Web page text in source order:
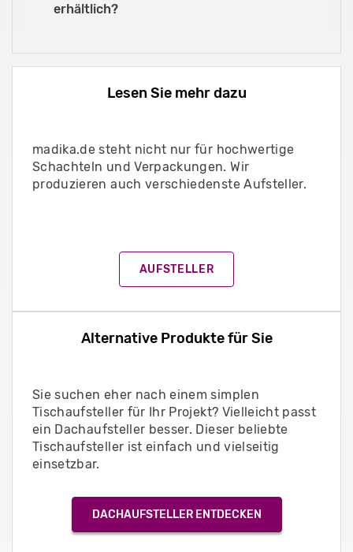
erhältlich?
Lesen Sie mehr dazu
madika.de steht nicht nur für hochwertige
Schachteln und Verpackungen. Wir
produzieren auch verschiedenste Aufsteller.
AUFSTELLER
Alternative Produkte für Sie
Sie suchen eher nach einem simplen
Tischaufsteller für Ihr Projekt? Vielleicht passt
ein Dachaufsteller besser. Dieser beliebte
Tischaufsteller ist einfach und vielseitig
einsetzbar.
DACHAUFSTELLER ENTDECKEN